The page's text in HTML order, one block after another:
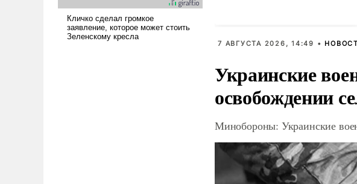
7 АВГУСТА 2026, 14:49 •
Украинские
освобождении
Минобороны: Украинские